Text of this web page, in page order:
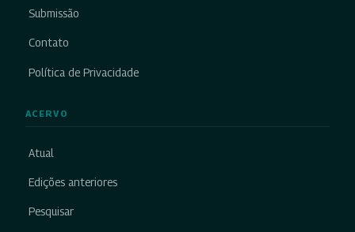
Submissão
Contato
Política de Privacidade
ACERVO
Atual
Edições anteriores
Pesquisar